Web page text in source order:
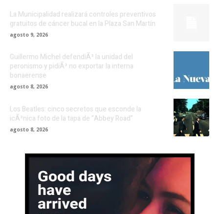
La Municipalidad realizará controles preventivos
gratuitos de cáncer bucal en la Plaza San Martín
agosto 9, 2026
Guillermo Michel defendiÃ³ la unidad del
peronismo y pidiÃ³ no exportar la interna
bonaerense
agosto 8, 2026
Los Beatles: cinco secretos que esconde la
icÃ³nica foto de la tapa de “Abbey Road”
agosto 8, 2026